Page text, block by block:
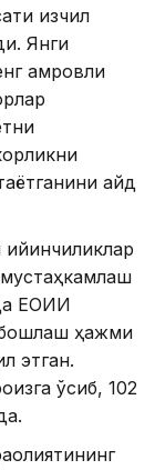
изчил
Янги
қамровли
қайд
ЕОИИ
ҳажми
этган.
ўсиб, 102